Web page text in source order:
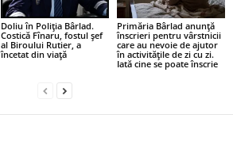
Doliu în Poliția Bârlad.
Costică Fînaru, fostul șef
al Biroului Rutier, a
încetat din viață
Primăria Bârlad anunță
înscrieri pentru vârstnicii
care au nevoie de ajutor
în activitățile de zi cu zi.
Iată cine se poate înscrie